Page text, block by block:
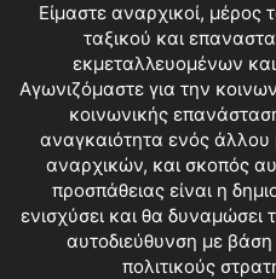
Είμαστε αναρχικοί, μέρος
ταξικού και
εκμεταλλευομένων
Αγωνιζόμαστε για την
κοινωνικής
αναγκαιότητα ενός
αναρχικών, και σκοπός
προσπάθειας είναι η
ενισχύσει και θα δυναμώσει
αυτοδιεύθυνση με
πολιτικούς